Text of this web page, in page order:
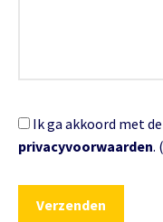
Ik ga akkoord met
privacyvoorwaarden.